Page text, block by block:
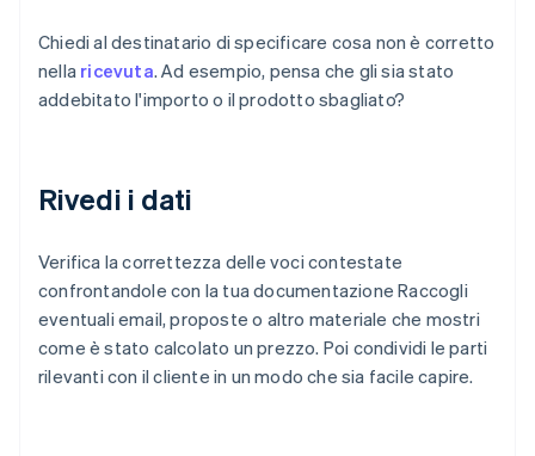
Chiedi al destinatario di specificare cosa non è corretto
nella ricevuta. Ad esempio, pensa che gli sia stato
addebitato l'importo o il prodotto sbagliato?
Rivedi i dati
Verifica la correttezza delle voci contestate
confrontandole con la tua documentazione Raccogli
eventuali email, proposte o altro materiale che mostri
come è stato calcolato un prezzo. Poi condividi le parti
rilevanti con il cliente in un modo che sia facile capire.